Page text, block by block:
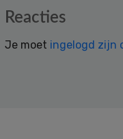
Reacties
Je moet ingelogd zijn